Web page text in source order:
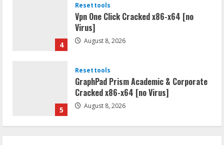
4
Resettools
Vpn One Click Cracked x86-x64 [no
Virus]
August 8, 2026
5
Resettools
GraphPad Prism Academic & Corporate
Cracked x86-x64 [no Virus]
August 8, 2026